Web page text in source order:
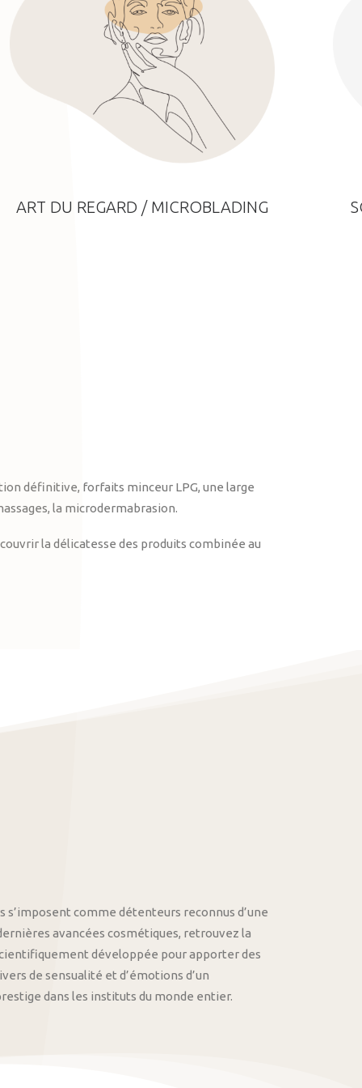
ART DU REGARD / MICROBLADING
définitive, forfaits minceur LPG, une large
la microdermabrasion.
la délicatesse des produits combinée au
s’imposent comme détenteurs reconnus d’une
avancées cosmétiques, retrouvez la
développée pour apporter des
de sensualité et d’émotions d’un
dans les instituts du monde entier.